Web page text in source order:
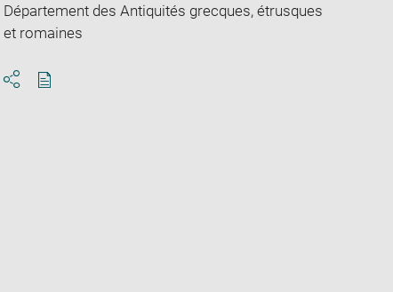
Département des Antiquités grecques, étrusques
et romaines